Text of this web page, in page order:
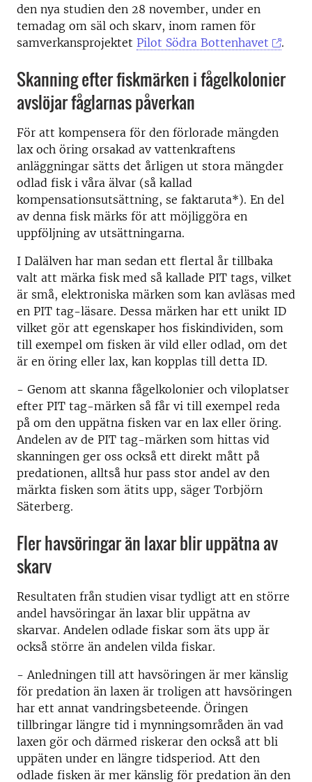
den nya studien den 28 november, under en
temadag om säl och skarv, inom ramen för
samverkansprojektet Pilot Södra Bottenhavet .
Skanning efter fiskmärken i fågelkolonier
avslöjar fåglarnas påverkan
För att kompensera för den förlorade mängden
lax och öring orsakad av vattenkraftens
anläggningar sätts det årligen ut stora mängder
odlad fisk i våra älvar (så kallad
kompensationsutsättning, se faktaruta*). En del
av denna fisk märks för att möjliggöra en
uppföljning av utsättningarna.
I Dalälven har man sedan ett flertal år tillbaka
valt att märka fisk med så kallade PIT tags, vilket
är små, elektroniska märken som kan avläsas med
en PIT tag-läsare. Dessa märken har ett unikt ID
vilket gör att egenskaper hos fiskindividen, som
till exempel om fisken är vild eller odlad, om det
är en öring eller lax, kan kopplas till detta ID.
- Genom att skanna fågelkolonier och viloplatser
efter PIT tag-märken så får vi till exempel reda
på om den uppätna fisken var en lax eller öring.
Andelen av de PIT tag-märken som hittas vid
skanningen ger oss också ett direkt mått på
predationen, alltså hur pass stor andel av den
märkta fisken som ätits upp, säger Torbjörn
Säterberg.
Fler havsöringar än laxar blir uppätna av
skarv
Resultaten från studien visar tydligt att en större
andel havsöringar än laxar blir uppätna av
skarvar. Andelen odlade fiskar som äts upp är
också större än andelen vilda fiskar.
- Anledningen till att havsöringen är mer känslig
för predation än laxen är troligen att havsöringen
har ett annat vandringsbeteende. Öringen
tillbringar längre tid i mynningsområden än vad
laxen gör och därmed riskerar den också att bli
uppäten under en längre tidsperiod. Att den
odlade fisken är mer känslig för predation än den